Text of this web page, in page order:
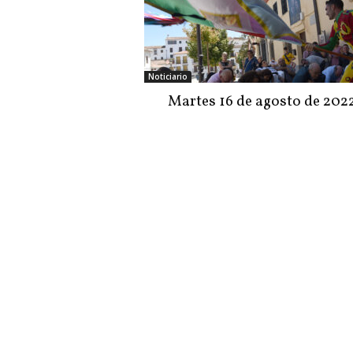
Noticiario
Martes 16 de agosto de